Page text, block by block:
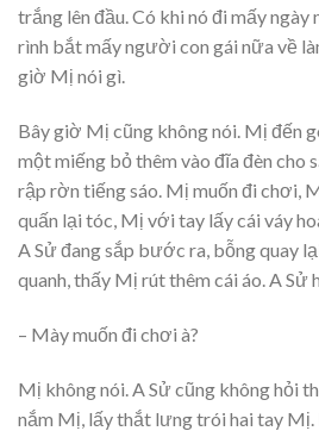
trắng lên đầu. Có khi nó đi mấy ngày
rình bắt mấy người con gái nữa về
giờ Mị nói gì.
Bây giờ Mị cũng không nói. Mị đến
một miếng bỏ thêm vào đĩa đèn cho
rập rờn tiếng sáo. Mị muốn đi chơi,
quấn lại tóc, Mị với tay lấy cái váy
A Sử đang sắp bước ra, bỗng quay
quanh, thấy Mị rút thêm cái áo. A Sử
– Mày muốn đi chơi à?
Mị không nói. A Sử cũng không hỏi
nắm Mị, lấy thắt lưng trói hai tay Mị.